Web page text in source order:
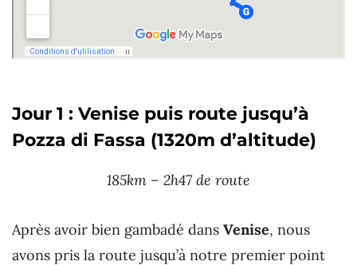
Jour 1 : Venise puis route jusqu’à
Pozza di Fassa (1320m d’altitude)
185km – 2h47 de route
Après avoir bien gambadé dans Venise, nous
avons pris la route jusqu’à notre premier point